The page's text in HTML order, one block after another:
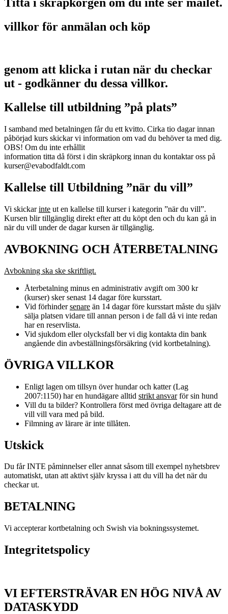
villkor för anmälan och köp
genom att klicka i rutan när du checkar
ut - godkänner du dessa villkor.
Kallelse till utbildning ”på plats”
I samband med betalningen får du ett kvitto. Cirka tio dagar innan
påbörjad kurs skickar vi information om vad du behöver ta med dig.
OBS! Om du inte erhållit
information titta då först i din skräpkorg innan du kontaktar oss på
kurser@evabodfaldt.com
Kallelse till Utbildning ”när du vill”
Vi skickarinte ut en kallelse till kurser i kategorin ”när du vill”.
Kursen blir tillgänglig direkt efter att du köpt den och du kan gå in
när du vill under de dagar kursen är tillgänglig.
AVBOKNING OCH ÅTERBETALNING
Avbokning ska ske skriftligt.
Återbetalning minus en administrativ avgift om 300 kr
(kurser) sker senast 14 dagar före kursstart.
Vid förhindersenare än 14 dagar före kursstart måste du själv
sälja platsen vidare till annan person i de fall då vi inte redan
har en reservlista.
Vid sjukdom eller olycksfall ber vi dig kontakta din bank
angående din avbeställningsförsäkring (vid kortbetalning).
ÖVRIGA VILLKOR
Enligt lagen om tillsyn över hundar och katter (Lag
2007:1150) har en hundägare alltid strikt ansvarför sin hund
Vill du ta bilder? Kontrollera först med övriga deltagare att de
vill vill vara med på bild.
Filmning av lärare är inte tillåten.
Utskick
Du får INTE påminnelser eller annat såsom till exempel nyhetsbrev
automatiskt, utan att aktivt själv kryssa i att du vill ha det när du
checkar ut.
BETALNING
Vi accepterar kortbetalning och Swish via bokningssystemet.
Integritetspolicy
VI EFTERSTRÄVAR EN HÖG NIVÅ AV
DATASKYDD